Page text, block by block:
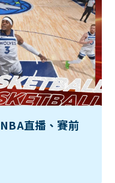
直播、賽前